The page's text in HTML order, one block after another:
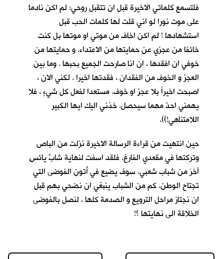
فلتسمع كلماتي الاخيرة قبل ان تتقبل روحي: لم اكن نادما
على موت نورا لو اني قلت لها كلمات الحب قبل
استشهادها ! لم اكن اخاف من موتي او موتها بل كنت
خائفا من عجزي عن حمايتها من الاعتداء. و حمايتها من
خوفي ان افقدها ، ان انا صارحت الجميع بحبها . وما بين
العجز و الخوف من الفقدان ، فقدتها اخيرا . لكني الان ،
اصبحت اخيراً بلا عجزٍ او خوف. مستعدا لفعل كل شيءٍ ، فلا
يهمني احدٌ مهما سيحصل. خذني اليك ايها الكبير
اللامتناهي!)).
حين انتهيت من قراءة الرسالة الاخيرة نزلت من الباص
وتركتها في مقعدي الفارغ. فلقد اسفت لنهاية شابٍّ يائسٍ
آخرَ من شباب شعبي. سوف يضيع في أُتون الفوضى التي
تجتاح الوطن. كم من الشباب ينبغي ان نضحي بهم قبل
ان نجتاز مراحل الترويع و الصدمة كلها ، لنصل بالفوضى
الخلاقة الى نهايتها ؟!